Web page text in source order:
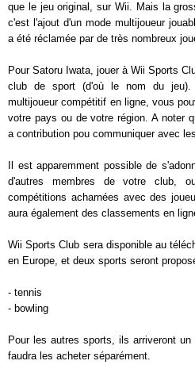
que le jeu original, sur Wii. Mais la
c'est l'ajout d'un mode multijoueur
a été réclamée par de très nombreux
Pour Satoru Iwata, jouer à Wii Sports
club de sport (d'où le nom du
multijoueur compétitif en ligne, vous
votre pays ou de votre région. A noter
a contribution pou communiquer avec
Il est apparemment possible de
d'autres membres de votre club,
compétitions acharnées avec des
aura également des classements en
Wii Sports Club sera disponible au
en Europe, et deux sports seront
- tennis
- bowling
Pour les autres sports, ils arriveront
faudra les acheter séparément.